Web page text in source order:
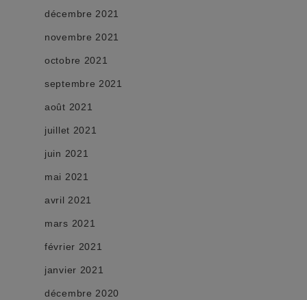
décembre 2021
novembre 2021
octobre 2021
septembre 2021
août 2021
juillet 2021
juin 2021
mai 2021
avril 2021
mars 2021
février 2021
janvier 2021
décembre 2020